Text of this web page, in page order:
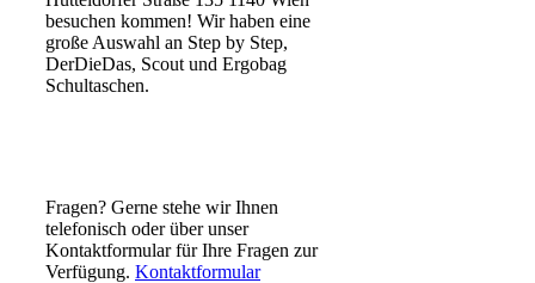
besuchen kommen! Wir haben eine
große Auswahl an Step by Step,
DerDieDas, Scout und Ergobag
Schultaschen.
Fragen? Gerne stehe wir Ihnen
telefonisch oder über unser
Kontaktformular für Ihre Fragen zur
Verfügung. Kontaktformular